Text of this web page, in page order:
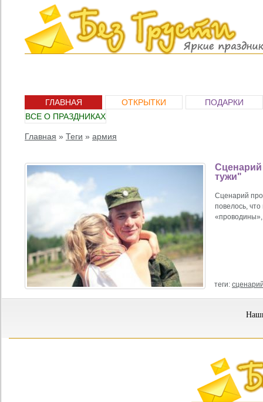
ГЛАВНАЯ ОТКРЫТКИ
ПОДАРКИ
ВСЕ О ПРАЗДНИКАХ
Главная » Теги » армия
тужи"
Сценарий
повелось,
теги: